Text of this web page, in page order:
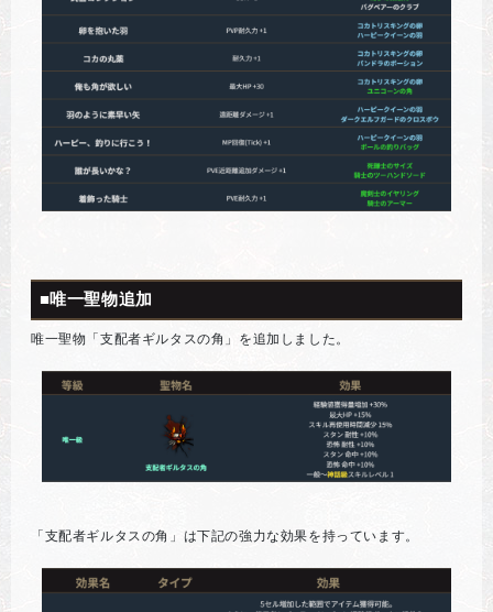
■唯一聖物追加
唯一聖物「支配者ギルタスの角」を追加しました。
「支配者ギルタスの角」は下記の強力な効果を持っています。